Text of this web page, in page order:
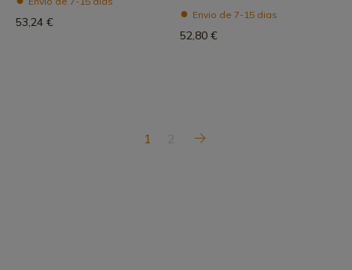
53,24 €
Envio de 7-15 dias
52,80 €
1 2